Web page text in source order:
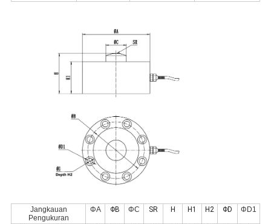
Jangkauan
Pengukuran
ΦA ΦB ΦC SR H H1 H2 ΦD ΦD1